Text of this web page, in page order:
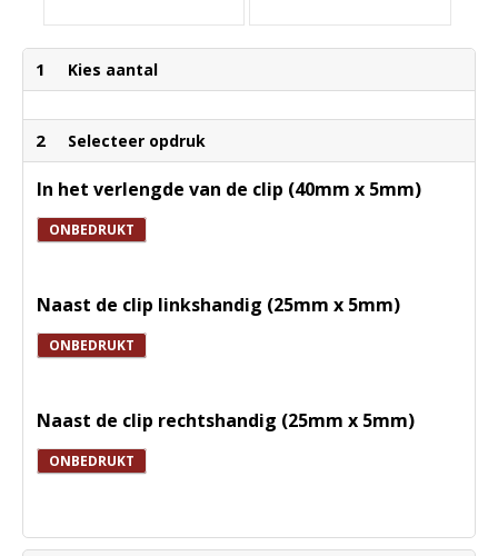
1 Kies aantal
2 Selecteer opdruk
In het verlengde van de clip (40mm x 5mm)
ONBEDRUKT
Naast de clip linkshandig (25mm x 5mm)
ONBEDRUKT
Naast de clip rechtshandig (25mm x 5mm)
ONBEDRUKT